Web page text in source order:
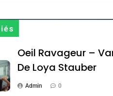
Oeil Ravageur –
De Loya Stauber
Admin 0
Maroc : Les
Terroir